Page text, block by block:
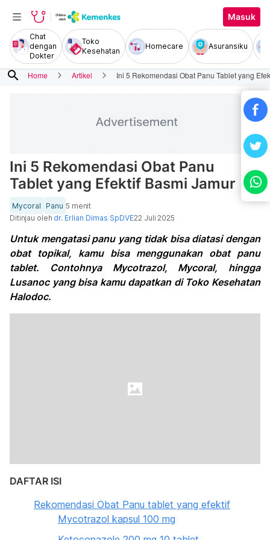
Masuk
Chat
dengan
Dokter
Toko
Kesehatan
Homecare Asuransiku
search Home Artikel Ini 5 Rekomendasi Obat Panu Tablet yang
Ini 5 Rekomendasi Obat Panu
Tablet yang Efektif Basmi Jamur
Mycoral Panu 5 menit
Ditinjau oleh dr. Erlian Dimas SpDVE22 Juli 2025
Untuk mengatasi panu yang tidak bisa diatasi dengan
obat topikal, kamu bisa menggunakan obat panu
tablet. Contohnya Mycotrazol, Mycoral, hingga
Lusanoc yang bisa kamu dapatkan di Toko Kesehatan
Halodoc.
DAFTAR ISI
Rekomendasi Obat Panu tablet yang efektif
Mycotrazol kapsul 100 mg